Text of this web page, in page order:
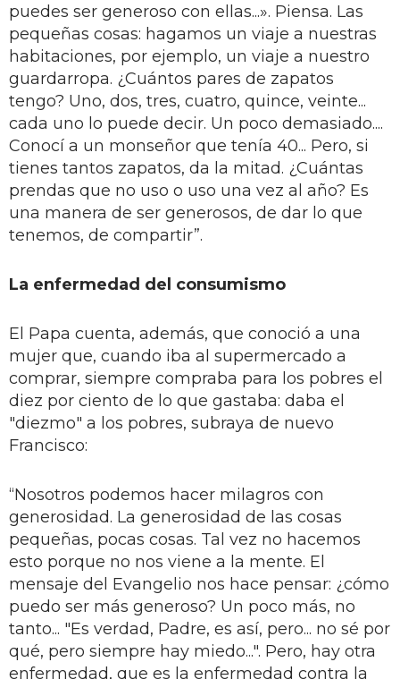
puedes ser generoso con ellas...». Piensa. Las
pequeñas cosas: hagamos un viaje a nuestras
habitaciones, por ejemplo, un viaje a nuestro
guardarropa. ¿Cuántos pares de zapatos
tengo? Uno, dos, tres, cuatro, quince, veinte...
cada uno lo puede decir. Un poco demasiado....
Conocí a un monseñor que tenía 40... Pero, si
tienes tantos zapatos, da la mitad. ¿Cuántas
prendas que no uso o uso una vez al año? Es
una manera de ser generosos, de dar lo que
tenemos, de compartir”.
La enfermedad del consumismo
El Papa cuenta, además, que conoció a una
mujer que, cuando iba al supermercado a
comprar, siempre compraba para los pobres el
diez por ciento de lo que gastaba: daba el
"diezmo" a los pobres, subraya de nuevo
Francisco:
“Nosotros podemos hacer milagros con
generosidad. La generosidad de las cosas
pequeñas, pocas cosas. Tal vez no hacemos
esto porque no nos viene a la mente. El
mensaje del Evangelio nos hace pensar: ¿cómo
puedo ser más generoso? Un poco más, no
tanto... "Es verdad, Padre, es así, pero... no sé por
qué, pero siempre hay miedo...". Pero, hay otra
enfermedad, que es la enfermedad contra la